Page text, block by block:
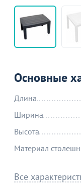
Основные
Длина
Ширина
Высота
Материал
Все